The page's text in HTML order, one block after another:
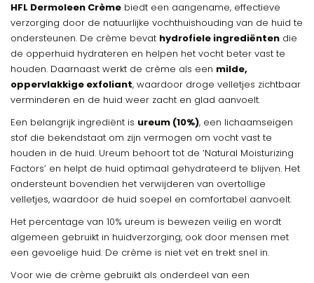
HFL Dermoleen Crème biedt een aangename, effectieve
verzorging door de natuurlijke vochthuishouding van de huid te
ondersteunen. De crème bevat hydrofiele ingrediënten die
de opperhuid hydrateren en helpen het vocht beter vast te
houden. Daarnaast werkt de crème als een milde,
oppervlakkige exfoliant, waardoor droge velletjes zichtbaar
verminderen en de huid weer zacht en glad aanvoelt.
Een belangrijk ingrediënt is ureum (10%), een lichaamseigen
stof die bekendstaat om zijn vermogen om vocht vast te
houden in de huid. Ureum behoort tot de ‘Natural Moisturizing
Factors’ en helpt de huid optimaal gehydrateerd te blijven. Het
ondersteunt bovendien het verwijderen van overtollige
velletjes, waardoor de huid soepel en comfortabel aanvoelt.
Het percentage van 10% ureum is bewezen veilig en wordt
algemeen gebruikt in huidverzorging, ook door mensen met
een gevoelige huid. De crème is niet vet en trekt snel in.
Voor wie de crème gebruikt als onderdeel van een